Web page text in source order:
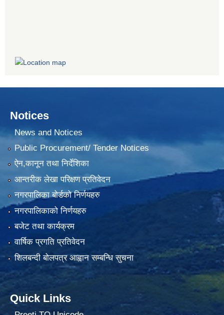
Notices
News and Notices
Public Procurement/ Tender Notices
ऐन,कानून तथा निर्देशिका
आन्तरीक लेखा परिक्षण प्रतिवेदन
नगरपालिका बोर्डको निर्णयहरु
नगरपालिकाको निर्णयहरु
बजेट तथा कार्यक्रम
वार्षिक प्रगति प्रतिवेदन
शिलबन्दी बोलपत्र आह्वान सम्बन्धि सुचना
Quick Links